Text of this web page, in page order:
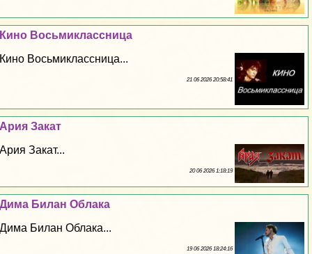
Кино Восьмиклассница
Кино Восьмиклассница...
21 06 2026 20:58:41
Ария Закат
Ария Закат...
20 06 2026 1:18:19
Дима Билан Облака
Дима Билан Облака...
19 06 2026 18:24:16